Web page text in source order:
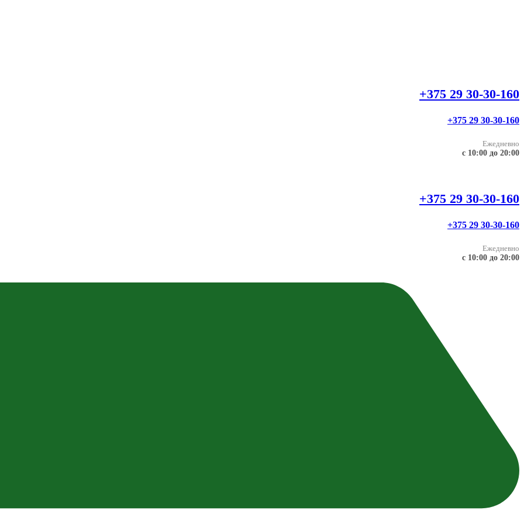
+375 29 30-30-160
+375 29 30-30-160
Ежедневно
с 10:00 до 20:00
+375 29 30-30-160
+375 29 30-30-160
Ежедневно
с 10:00 до 20:00